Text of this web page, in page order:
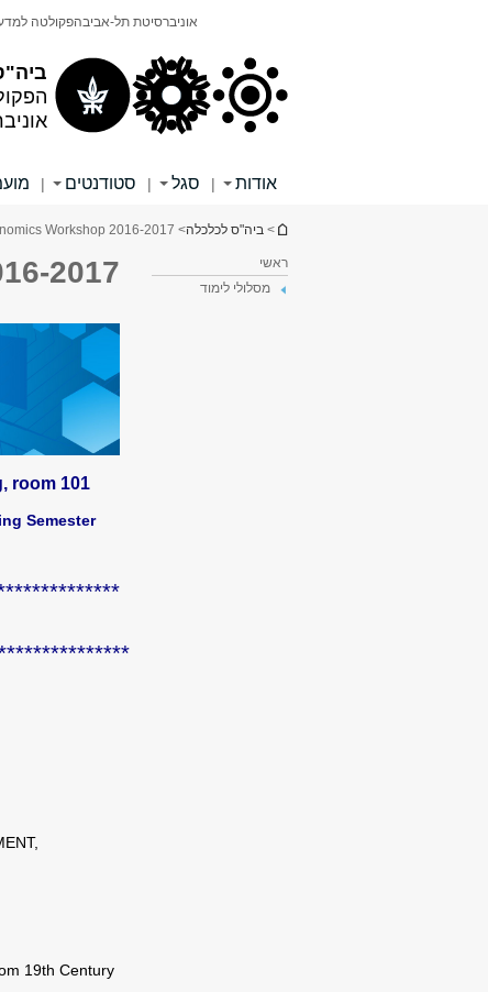
אוניברסיטת תל-אביבהפקולטה
אודות | סגל | סטודנטים |
הינך נמצא כאן
> ביה"ס לכלכלה> Applied Economics Workshop 2016-2017
ראשי
מסלולי לימוד
2017
room 101
Semester
19th Century